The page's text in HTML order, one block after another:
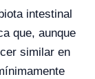
intestinal
que, aunque
similar en